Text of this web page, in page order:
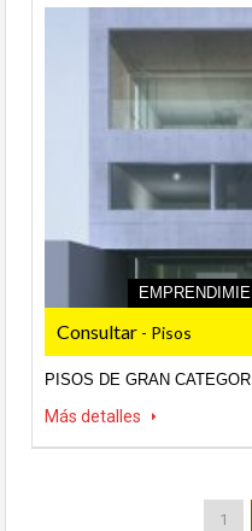
Consultar - Pisos
PISOS DE GRAN
Más detalles
1